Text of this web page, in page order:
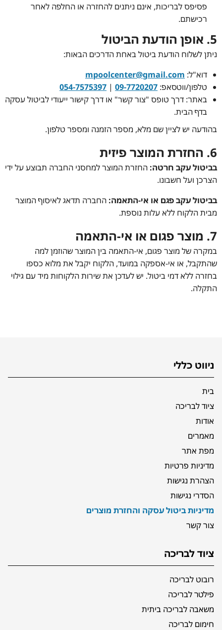
פסיפס לבריכות, אינם ניתנים להחזרה או החלפה לאחר
רכישתם.
5. אופן הודעת הביטול
ניתן לשלוח הודעת ביטול באחת הדרכים הבאות:
דוא"ל: mpoolcenter@gmail.com
טלפון/ווטסאפ: 09-7720207
|
054-7575397
באתר: דרך טופס "צור קשר" או דרך קישור ייעודי לביטול עסקה
בדף הבית.
בהודעה יש לציין שם מלא, מספר הזמנה ומספר טלפון.
6. החזרת המוצר פיזית
בביטול עקב חרטה: החזרת המוצר למחסני החברה תבוצע על ידי
הצרכן ועל חשבונו.
בביטול עקב פגם או אי-התאמה: החברה תדאג לאיסוף המוצר
מבית הלקוח ללא עלות נוספת.
7. מוצר פגום או אי-התאמה
במקרה של מוצר פגום, אי-התאמה בין המוצר שהוזמן למה
שהתקבל, או אי-אספקה במועד, הלקוח יקבל את מלוא כספו
בחזרה ללא דמי ביטול. יש לעדכן את שירות הלקוחות מיד עם גילוי
התקלה.
ניווט כללי
בית
ציוד לבריכה
אודות
מאמרים
מפת אתר
מדיניות פרטיות
הצהרת נגישות
הסדרי נגישות
מדיניות ביטול עסקה והחזרת מוצרים
צור קשר
ציוד לבריכה
רובוט לבריכה
פילטר לבריכה
משאבה לבריכה ביתית
חימום לבריכה